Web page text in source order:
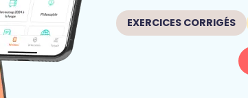
EXERCICES CORRIGÉS